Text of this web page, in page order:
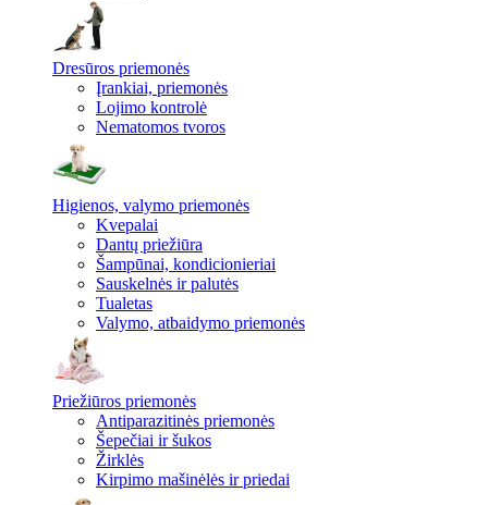
Dresūros priemonės
Įrankiai, priemonės
Lojimo kontrolė
Nematomos tvoros
Higienos, valymo priemonės
Kvepalai
Dantų priežiūra
Šampūnai, kondicionieriai
Sauskelnės ir palutės
Tualetas
Valymo, atbaidymo priemonės
Priežiūros priemonės
Antiparazitinės priemonės
Šepečiai ir šukos
Žirklės
Kirpimo mašinėlės ir priedai